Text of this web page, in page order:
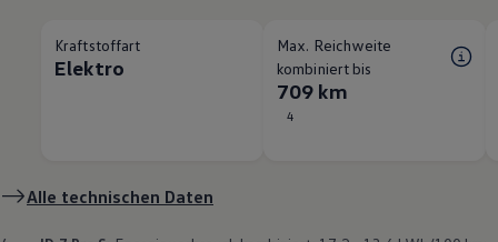
Kraftstoffart
Elektro
Max. Reichweite
kombiniert bis
709 km
4
Alle technischen Daten